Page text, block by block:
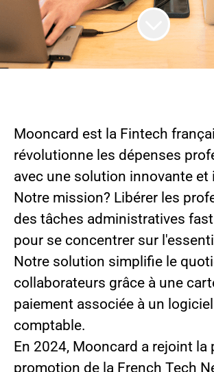
Mooncard est la Fintech
révolutionne les dépenses
avec une solution innovante et
Notre mission? Libérer les
des tâches administratives
pour se concentrer sur
Notre solution simplifie le
collaborateurs grâce à une
paiement associée à un
comptable.
En 2024, Mooncard a rejoint la
promotion de la French Tech